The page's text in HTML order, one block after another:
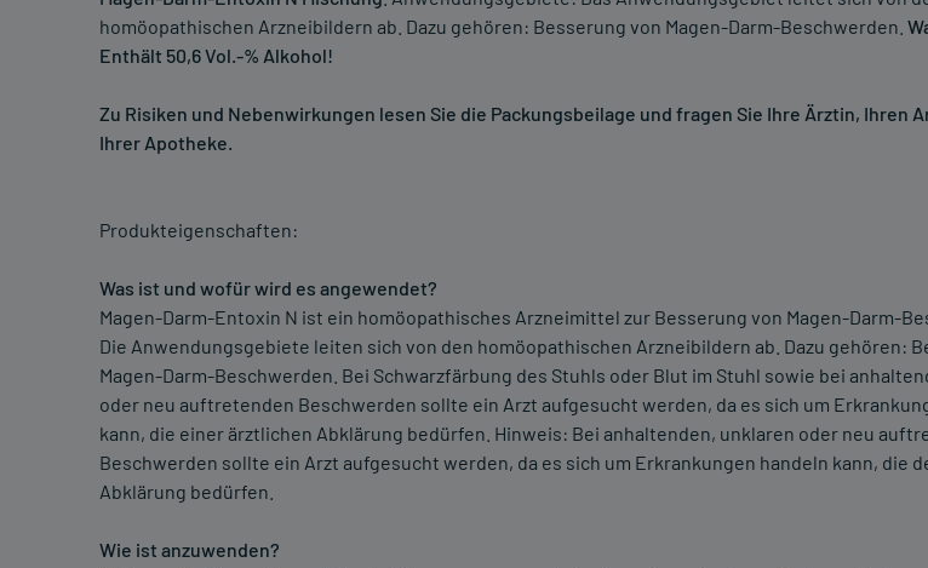
homöopathischen Arzneibildern ab. Dazu gehören: Besserung von Magen-Darm-Beschwerden.
Enthält 50,6 Vol.-% Alkohol!
Zu Risiken und Nebenwirkungen lesen Sie die Packungsbeilage und fragen Sie Ihre Ärztin, Ihren
Ihrer Apotheke.
Produkteigenschaften:
Was ist und wofür wird es angewendet?
Magen-Darm-Entoxin N ist ein homöopathisches Arzneimittel zur Besserung von Magen-Darm-
Die Anwendungsgebiete leiten sich von den homöopathischen Arzneibildern ab. Dazu gehören:
Magen-Darm-Beschwerden. Bei Schwarzfärbung des Stuhls oder Blut im Stuhl sowie bei
oder neu auftretenden Beschwerden sollte ein Arzt aufgesucht werden, da es sich um
kann, die einer ärztlichen Abklärung bedürfen. Hinweis: Bei anhaltenden, unklaren oder neu
Beschwerden sollte ein Arzt aufgesucht werden, da es sich um Erkrankungen handeln kann, die
Abklärung bedürfen.
Wie ist anzuwenden?